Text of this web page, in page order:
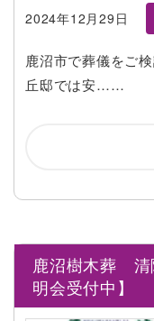
2024年12月29日
鹿沼市で葬儀をご
丘邸では安……
鹿沼樹木葬 清
明会受付中】